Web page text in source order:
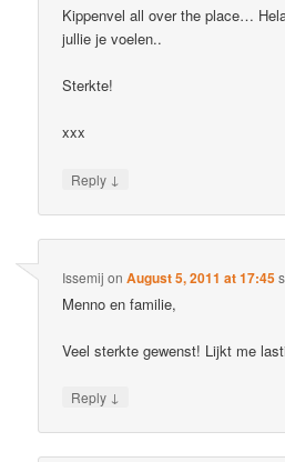
Kippenvel all over the place…
jullie je voelen..
Sterkte!
xxx
Reply ↓
Issemij onAugust 5, 2011 at 17:45
Menno en familie,
Veel sterkte gewenst! Lijkt me
Reply ↓